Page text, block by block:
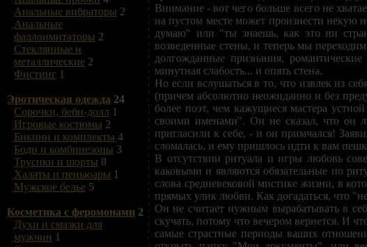
Анальные вибраторы 2
Анальные
фаллоимитаторы 2
Стеклянные и
металлические 2
Фистинг 1
Эротическая одежда 24
Сорочки, беби-долл 1
Игровые костюмы 2
Бикини и комплекты 4
Боди и комбинезоны 3
Трусики и шорты 8
Халаты и пеньюары 1
Мужское белье 5
Косметика с феромонами 2
Духи и смазки для
мужчин 1
Внимание - вот чего больше всего не
на пустом месте может произнести
думаю" или "ты знаешь, как это ни
возведенные стены, и теперь мы
долгожданные признания,
минутная слабость... и опять стена.
Но если вслушаться в то, что извлек из
(причем абсолютно неожиданно и без
более поэт, чем кажущиеся мастера
своими именами". Он не сказал, что он
пригласили к себе, - и он примчался!
сломалась, и ему пришлось идти к вам
В отсутствии ритуала и игры любовь
каковыми и являются обязательные по
слова средневековой мистике жизни, в
прямых улик любви. Как догадаться, что
Он не считает нужным вырабатывать в
скучать, потому что вечером вернется. И
самые страстные периоды ваших